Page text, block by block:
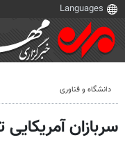
دانشگاه و فناوری
سربازان